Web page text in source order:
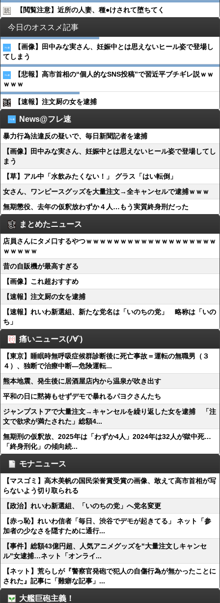
【閲覧注意】近所の人妻、種●︎けされて堕ちてく
今日のオススメ記事
【画像】田中みな実さん、妊娠中とは思えないヒール姿で登場し
てしまう
【悲報】高市首相の“個人的なSNS投稿”で習近平ブチギレ説ｗｗ
ｗｗｗ
【速報】注文厨の女を逮捕
News@フレ速
暴力行為法違反の疑いで、毎日新聞記者を逮捕
【画像】田中みな実さん、妊娠中とは思えないヒール姿で登場してし
まう
【草】アル中「水飲みたくない！」 グラス「はい転倒」
女さん、ワンピースグッズを大量注文→全キャンセルで逮捕ｗｗｗ
無期懲役、去年の仮釈放わずか４人…もう実質終身刑だった
まとめたニュース
店員さんにタメ口するやつｗｗｗｗｗｗｗｗｗｗｗｗｗｗｗｗｗｗｗ
ｗｗｗｗｗ
昔の自販機が最高すぎる
【画像】これ超おすすめ
【速報】注文厨の女を逮捕
【速報】れいわ新選組、新たな党名は「いのちの党」 略称は「いの
ち」
痛いニュース(ﾉ∀`)
【東京】睡眠時無呼吸症候群診断後に死亡事故＝運転の無職男（３
４）、独断で治療中断―危険運転...
熊本地震、発生後に居酒屋店内から温泉が吹き出す
平和の日に黙祷もせずデモで暴れるパヨクさんたち
ジャンプストアで大量注文→キャンセルを繰り返した女を逮捕 「注
文で欲求が満たされた」総額4...
無期刑の仮釈放、2025年は「わずか4人」2024年は32人が獄中死…
「終身刑化」の傾向続...
モナニュース
【マスゴミ】高木美帆の国民栄誉賞受賞の画像、敢えて高市首相が写
らないよう切り取られる
【政治】れいわ新選組、「いのちの党」へ党名変更
【赤っ恥】れいわ信者「毎日、渋谷でデモが起きてる」 ネット「参
加者の少なさを隠すために通行...
【事件】総額43億円超、人気アニメグッズを"大量注文しキャンセ
ル"女逮捕…ネット「オンライ...
【ネット】荒らしが『警察官発砲で犯人の自傷行為が無かったことに
された』記事に「難癖な記事」...
大艦巨砲主義！